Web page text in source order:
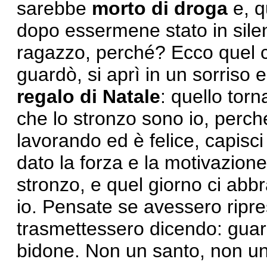
sarebbe morto di droga e,
dopo essermene stato in
ragazzo, perché? Ecco quel
guardò, si aprì in un sorriso
regalo di Natale: quello
che lo stronzo sono io,
lavorando ed è felice,
dato la forza e la
stronzo, e quel giorno ci
io. Pensate se avessero
trasmettessero dicendo:
bidone. Non un santo, non